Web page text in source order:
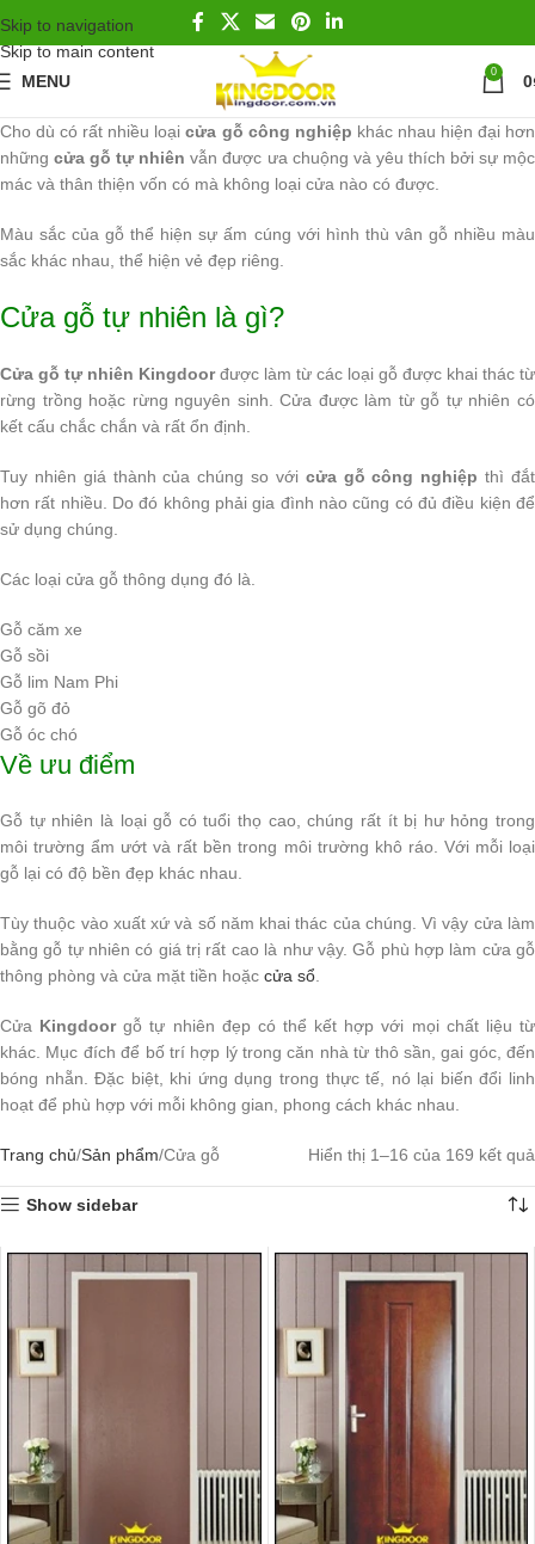
Skip to navigation
Skip to main content
MENU
0 0
Cho dù có rất nhiều loạicửa gỗ công nghiệp khác nhau hiện đại hơn
nhữngcửa gỗ tự nhiên vẫn được ưa chuộng và yêu thích bởi sự mộc
mác và thân thiện vốn có mà không loại cửa nào có được.
Màu sắc của gỗ thể hiện sự ấm cúng với hình thù vân gỗ nhiều màu
sắc khác nhau, thể hiện vẻ đẹp riêng.
Cửa gỗ tự nhiên là gì?
Cửa gỗ tự nhiên Kingdoorđược làm từ các loại gỗ được khai thác từ
rừng trồng hoặc rừng nguyên sinh. Cửa được làm từ gỗ tự nhiên có
kết cấu chắc chắn và rất ổn định.
Tuy nhiên giá thành của chúng so với cửa gỗ công nghiệp thì đắt
hơn rất nhiều. Do đó không phải gia đình nào cũng có đủ điều kiện để
sử dụng chúng.
Các loại cửa gỗ thông dụng đó là.
Gỗ căm xe
Gỗ sồi
Gỗ lim Nam Phi
Gỗ gõ đỏ
Gỗ óc chó
Về ưu điểm
Gỗ tự nhiên là loại gỗ có tuổi thọ cao, chúng rất ít bị hư hỏng trong
môi trường ẩm ướt và rất bền trong môi trường khô ráo. Với mỗi loại
gỗ lại có độ bền đẹp khác nhau.
Tùy thuộc vào xuất xứ và số năm khai thác của chúng. Vì vậy cửa làm
bằng gỗ tự nhiên có giá trị rất cao là như vậy. Gỗ phù hợp làm cửa gỗ
thông phòng và cửa mặt tiền hoặc cửa sổ
Cửa Kingdoorgỗ tự nhiên đẹp có thể kết hợp với mọi chất liệu từ
khác. Mục đích để bố trí hợp lý trong căn nhà từ thô sần, gai góc, đến
bóng nhẵn. Đặc biệt, khi ứng dụng trong thực tế, nó lại biến đổi linh
hoạt để phù hợp với mỗi không gian, phong cách khác nhau.
Trang chủ Sản phẩm Cửa gỗ Hiển thị 1–16 của 169 kết quả
Show sidebar